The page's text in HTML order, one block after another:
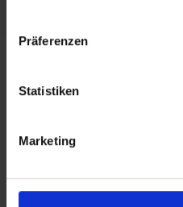
Präferenzen
Statistiken
Marketing
aus dem
oder
Waren Sie
alle Ehen an.